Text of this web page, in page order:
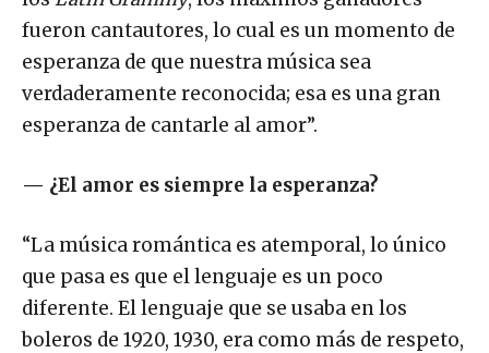
fueron cantautores, lo cual es un momento de
esperanza de que nuestra música sea
verdaderamente reconocida; esa es una gran
esperanza de cantarle al amor”.
— ¿El amor es siempre la esperanza?
“La música romántica es atemporal, lo único
que pasa es que el lenguaje es un poco
diferente. El lenguaje que se usaba en los
boleros de 1920, 1930, era como más de respeto,